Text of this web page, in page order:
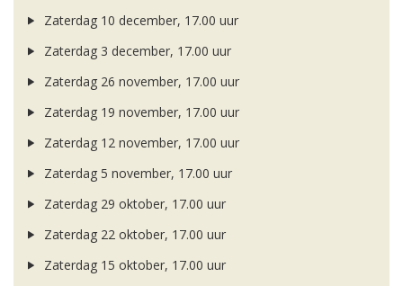
Zaterdag 10 december, 17.00 uur
Zaterdag 3 december, 17.00 uur
Zaterdag 26 november, 17.00 uur
Zaterdag 19 november, 17.00 uur
Zaterdag 12 november, 17.00 uur
Zaterdag 5 november, 17.00 uur
Zaterdag 29 oktober, 17.00 uur
Zaterdag 22 oktober, 17.00 uur
Zaterdag 15 oktober, 17.00 uur